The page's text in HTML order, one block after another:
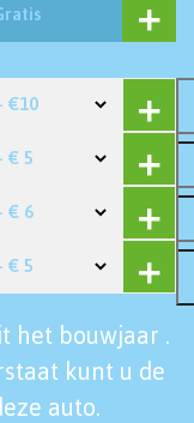
€10
€ 5
€ 6
€ 5
het bouwjaar .
kunt u de
auto.